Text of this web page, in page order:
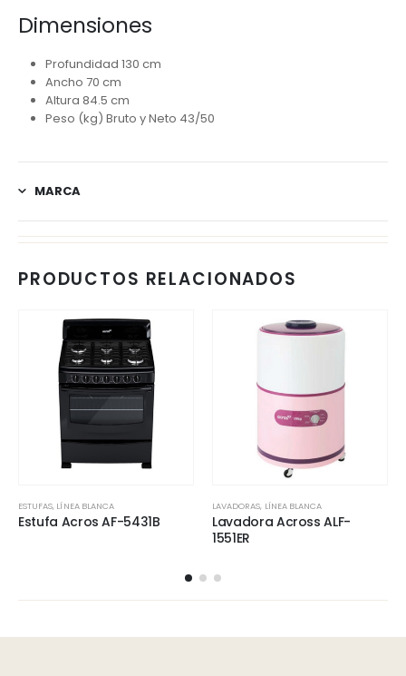
Dimensiones
Profundidad 130 cm
Ancho 70 cm
Altura 84.5 cm
Peso (kg) Bruto y Neto 43/50
MARCA
PRODUCTOS RELACIONADOS
ESTUFAS, LÍNEA BLANCA
Estufa Acros AF-5431B
LAVADORAS, LÍNEA BLANCA
Lavadora Across ALF-
1551ER